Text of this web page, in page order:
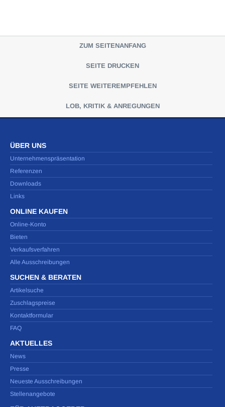
ZUM SEITENANFANG
SEITE DRUCKEN
SEITE WEITEREMPFEHLEN
LOB, KRITIK & ANREGUNGEN
ÜBER UNS
Unternehmenspräsentation
Referenzen
Downloads
Links
ONLINE KAUFEN
Online-Konto
Bieten
Verkaufsverfahren
Alle Ausschreibungen
SUCHEN & BERATEN
Artikelsuche
Zuschlagspreise
Kontaktformular
FAQ
AKTUELLES
News
Presse
Neueste Ausschreibungen
Stellenangebote